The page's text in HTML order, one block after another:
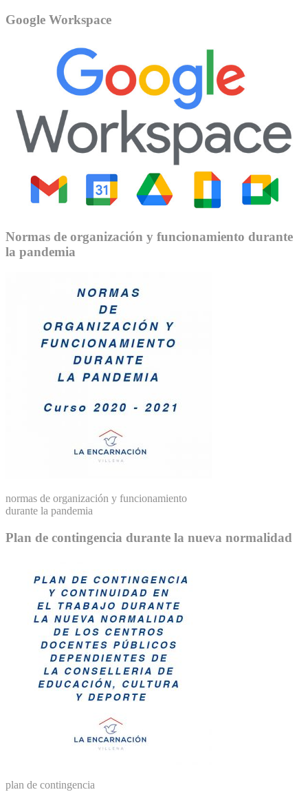
Google Workspace
Normas de organización y funcionamiento durante
la pandemia
normas de organización y funcionamiento
durante la pandemia
Plan de contingencia durante la nueva normalidad
plan de contingencia